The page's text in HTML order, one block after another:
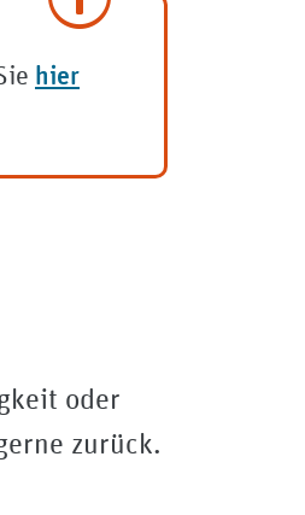
hier
oder
zurück.